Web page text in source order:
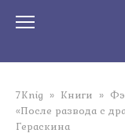
7Knig » Книги »
«После развода с
Гераскина